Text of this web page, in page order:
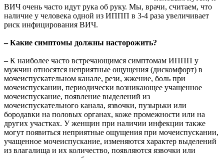
ВИЧ очень часто идут рука об руку. Мы, врачи, считаем, что
наличие у человека одной из ИППП в 3-4 раза увеличивает
риск инфицирования ВИЧ.
– Какие симптомы должны насторожить?
– К наиболее часто встречающимся симптомам ИППП у
мужчин относятся неприятные ощущения (дискомфорт) в
мочеиспускательном канале, рези, жжение, боль при
мочеиспускании, периодически возникающее учащенное
мочеиспускание, появление выделений из
мочеиспускательного канала, язвочки, пузырьки или
бородавки на половых органах, коже промежности или на
других участках. У женщин при наличии инфекции также
могут появиться неприятные ощущения при мочеиспускании,
учащенное мочеиспускание, изменяются характер выделений
из влагалища и их количество, появляются язвочки или